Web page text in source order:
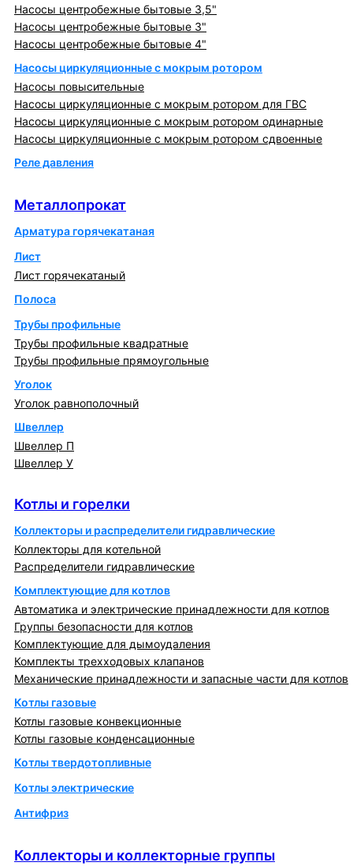
Насосы центробежные бытовые 3,5"
Насосы центробежные бытовые 3"
Насосы центробежные бытовые 4"
Насосы циркуляционные с мокрым ротором
Насосы повысительные
Насосы циркуляционные с мокрым ротором для ГВС
Насосы циркуляционные с мокрым ротором одинарные
Насосы циркуляционные с мокрым ротором сдвоенные
Реле давления
Металлопрокат
Арматура горячекатаная
Лист
Лист горячекатаный
Полоса
Трубы профильные
Трубы профильные квадратные
Трубы профильные прямоугольные
Уголок
Уголок равнополочный
Швеллер
Швеллер П
Швеллер У
Котлы и горелки
Коллекторы и распределители гидравлические
Коллекторы для котельной
Распределители гидравлические
Комплектующие для котлов
Автоматика и электрические принадлежности для котлов
Группы безопасности для котлов
Комплектующие для дымоудаления
Комплекты трехходовых клапанов
Механические принадлежности и запасные части для котлов
Котлы газовые
Котлы газовые конвекционные
Котлы газовые конденсационные
Котлы твердотопливные
Котлы электрические
Антифриз
Коллекторы и коллекторные группы